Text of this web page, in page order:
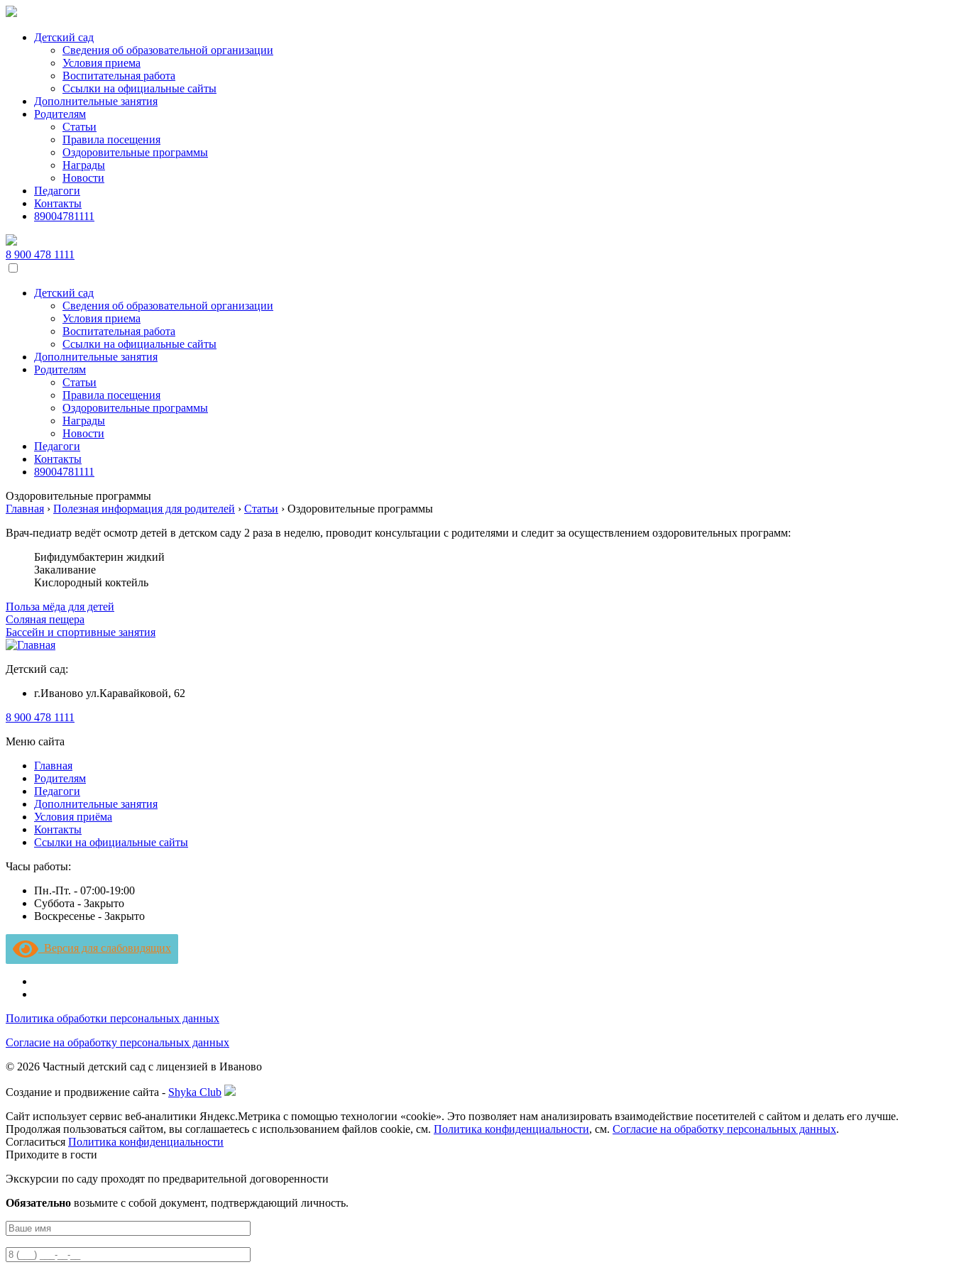
Skip
Детский сад
Сведения об образовательной организации
Условия приема
Воспитательная работа
Ссылки на официальные сайты
Дополнительные занятия
Родителям
Статьи
Правила посещения
Оздоровительные программы
Награды
Новости
Педагоги
Контакты
89004781111
8 900 478 1111
Детский сад
Сведения об образовательной организации
Условия приема
Воспитательная работа
Ссылки на официальные сайты
Дополнительные занятия
Родителям
Статьи
Правила посещения
Оздоровительные программы
Награды
Новости
Педагоги
Контакты
89004781111
Оздоровительные программы
Главная › Полезная информация для родителей › Статьи › Оздоровительные программы
Врач-педиатр ведёт осмотр детей в детском саду 2 раза в неделю, проводит консультации с родителями и следит за осуществлением оздоровительных программ:
Бифидумбактерин жидкий
Закаливание
Кислородный коктейль
Польза мёда для детей
Соляная пещера
Бассейн и спортивные занятия
Детский сад:
г.Иваново ул.Каравайковой, 62
8 900 478 1111
Меню сайта
Главная
Родителям
Педагоги
Дополнительные занятия
Условия приёма
Контакты
Ссылки на официальные сайты
Часы работы:
Пн.-Пт. - 07:00-19:00
Суббота - Закрыто
Воскресенье - Закрыто
Версия для слабовидящих
Политика обработки персональных данных
Согласие на обработку персональных данных
© 2026 Частный детский сад с лицензией в Иваново
Создание и продвижение сайта - Shyka Club
Сайт использует сервис веб-аналитики Яндекс.Метрика с помощью технологии «cookie». Это позволяет нам анализировать взаимодействие посетителей с сайтом и делать его лучше.
Продолжая пользоваться сайтом, вы соглашаетесь с использованием файлов соokіе, см. Политика конфиденциальности, см. Согласие на обработку персональных данных.
Согласиться Политика конфиденциальности
Приходите в гости
Экскурсии по саду проходят по предварительной договоренности
Обязательно возьмите с собой документ, подтверждающий личность.